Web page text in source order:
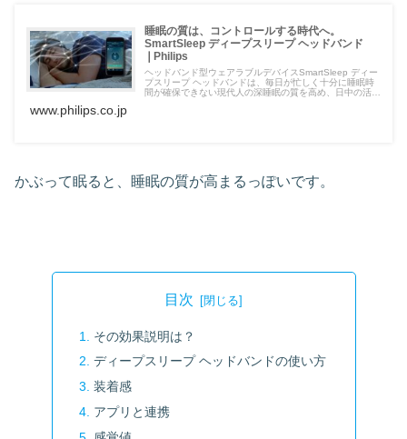
睡眠の質は、コントロールする時代へ。
SmartSleep ディープスリープ ヘッドバンド
❘Philips
ヘッドバンド型ウェアラブルデバイスSmartSleep ディー
プスリープ ヘッドバンドは、毎日が忙しく十分に睡眠時
間が確保できない現代人の深睡眠の質を高め、日中の活力
www.philips.co.jp
かぶって眠ると、睡眠の質が高まるっぽいです。
目次
その効果説明は？
ディープスリープ ヘッドバンドの使い方
装着感
アプリと連携